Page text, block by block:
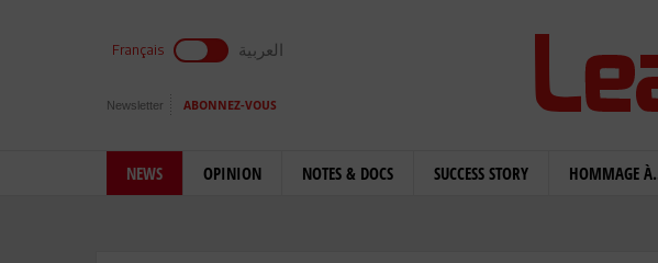
Français العربية
Newsletter ABONNEZ-VOUS
NEWS OPINION NOTES & DOCS SUCCESS STORY HOMMAGE